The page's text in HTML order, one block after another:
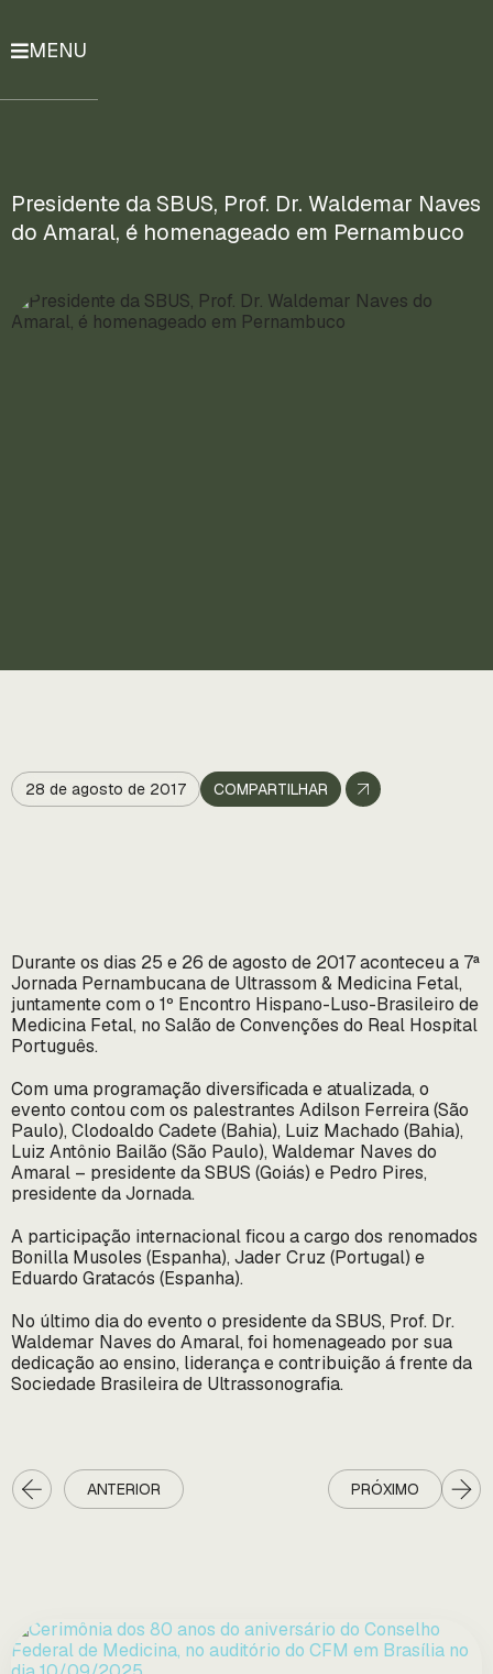
Currículo
Mais
MENU
Presidente da SBUS, Prof. Dr. Waldemar Naves
do Amaral, é homenageado em Pernambuco
28 de agosto de 2017 COMPARTILHAR
Durante os dias 25 e 26 de agosto de 2017 aconteceu a 7ª
Jornada Pernambucana de Ultrassom & Medicina Fetal,
juntamente com o 1º Encontro Hispano-Luso-Brasileiro de
Medicina Fetal, no Salão de Convenções do Real Hospital
Português.
Com uma programação diversificada e atualizada, o
evento contou com os palestrantes Adilson Ferreira (São
Paulo), Clodoaldo Cadete (Bahia), Luiz Machado (Bahia),
Luiz Antônio Bailão (São Paulo), Waldemar Naves do
Amaral – presidente da SBUS (Goiás) e Pedro Pires,
presidente da Jornada.
A participação internacional ficou a cargo dos renomados
Bonilla Musoles (Espanha), Jader Cruz (Portugal) e
Eduardo Gratacós (Espanha).
No último dia do evento o presidente da SBUS, Prof. Dr.
Waldemar Naves do Amaral, foi homenageado por sua
dedicação ao ensino, liderança e contribuição á frente da
Sociedade Brasileira de Ultrassonografia.
ANTERIOR PRÓXIMO